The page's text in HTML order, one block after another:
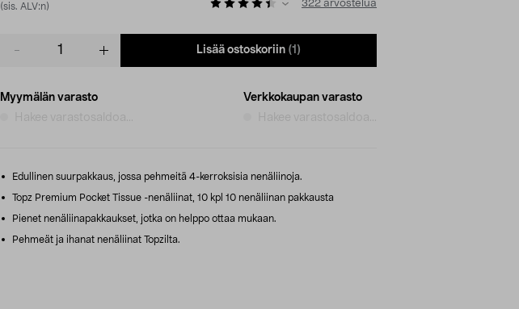
(sis. ALV:n) 322 arvostelua
Lisää ostoskoriin (1)
Myymälän varasto
Hakee varastosaldoa...
Verkkokaupan varasto
Hakee varastosaldoa...
Edullinen suurpakkaus, jossa pehmeitä 4-kerroksisia nenäliinoja.
Topz Premium Pocket Tissue -nenäliinat, 10 kpl 10 nenäliinan pakkausta
Pienet nenäliinapakkaukset, jotka on helppo ottaa mukaan.
Pehmeät ja ihanat nenäliinat Topzilta.